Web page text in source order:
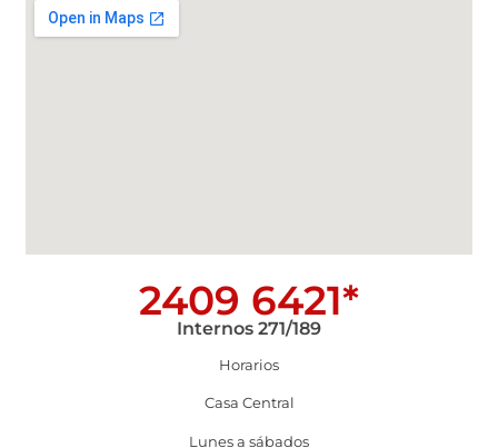
2409 6421*
Internos 271/189
Horarios
Casa Central
Lunes a sábados